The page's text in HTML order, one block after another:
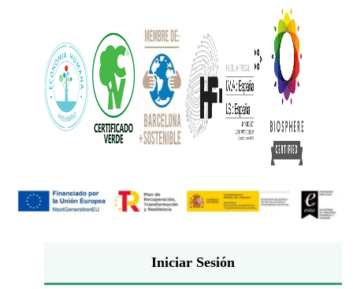
Iniciar Sesión